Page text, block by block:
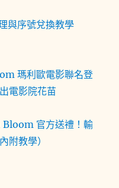
與序號兌換教學
瑪利歐電影聯名登
電影院花苗
Bloom 官方送禮！輸
附教學）